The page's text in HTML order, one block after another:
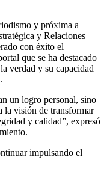
y próxima a
y Relaciones
con éxito el
que se ha destacado
verdad y su capacidad
un logro personal, sino
la visión de transformar
y calidad”, expresó
impulsando el